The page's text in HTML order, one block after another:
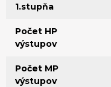
1.stupňa
Počet HP
výstupov
Počet MP
výstupov